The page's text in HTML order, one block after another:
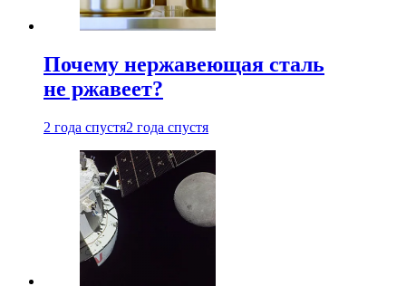
Почему нержавеющая сталь
не ржавеет?
2 года спустя2 года спустя